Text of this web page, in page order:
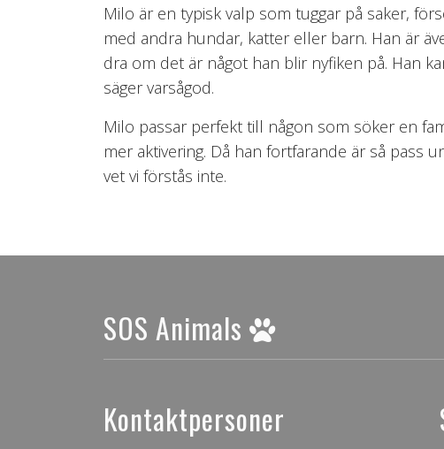
Milo är en typisk valp som tuggar på saker,
med andra hundar, katter eller barn. Han är
dra om det är något han blir nyfiken på. Han
säger varsågod.
Milo passar perfekt till någon som söker en
mer aktivering. Då han fortfarande är så pass
vet vi förstås inte.
SOS Animals
Kontaktpersoner